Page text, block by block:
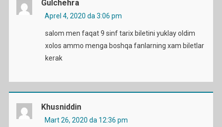
Gulchehra
Aprel 4, 2020 da 3:06 pm
salom men faqat 9 sinf tarix biletini yuklay oldim
xolos ammo menga boshqa fanlarning xam biletlar
kerak
Khusniddin
Mart 26, 2020 da 12:36 pm